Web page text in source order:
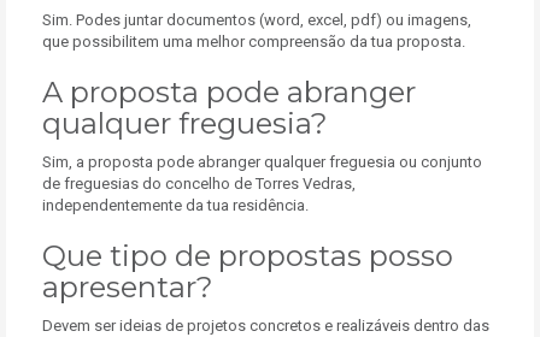
Sim. Podes juntar documentos (word, excel, pdf) ou imagens,
que possibilitem uma melhor compreensão da tua proposta.
A proposta pode abranger
qualquer freguesia?
Sim, a proposta pode abranger qualquer freguesia ou conjunto
de freguesias do concelho de Torres Vedras,
independentemente da tua residência.
Que tipo de propostas posso
apresentar?
Devem ser ideias de projetos concretos e realizáveis dentro das